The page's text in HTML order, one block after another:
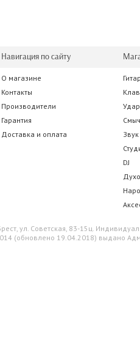
Cherub WST-623
35.00 р.
Dunlop
Навигация по сайту
О магазине
Контакты
Производители
Гарантия
Доставка и оплата
Звук
DJ
ул. Советская, 83-15ц.
(обновлено 19.04.2018) выдано